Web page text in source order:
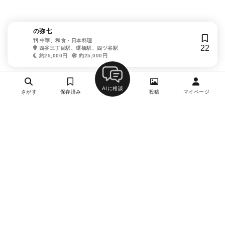
の弥七
中華、和食・日本料理
四谷三丁目駅、曙橋駅、四ツ谷駅
約25,000円
約25,000円
22
さがす 保存済み
AIに相談
投稿 マイページ